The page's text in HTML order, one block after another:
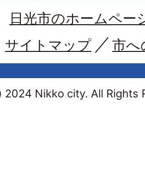
日光市のホームペー
サイトマップ
市へ
2024 Nikko city. All Rights